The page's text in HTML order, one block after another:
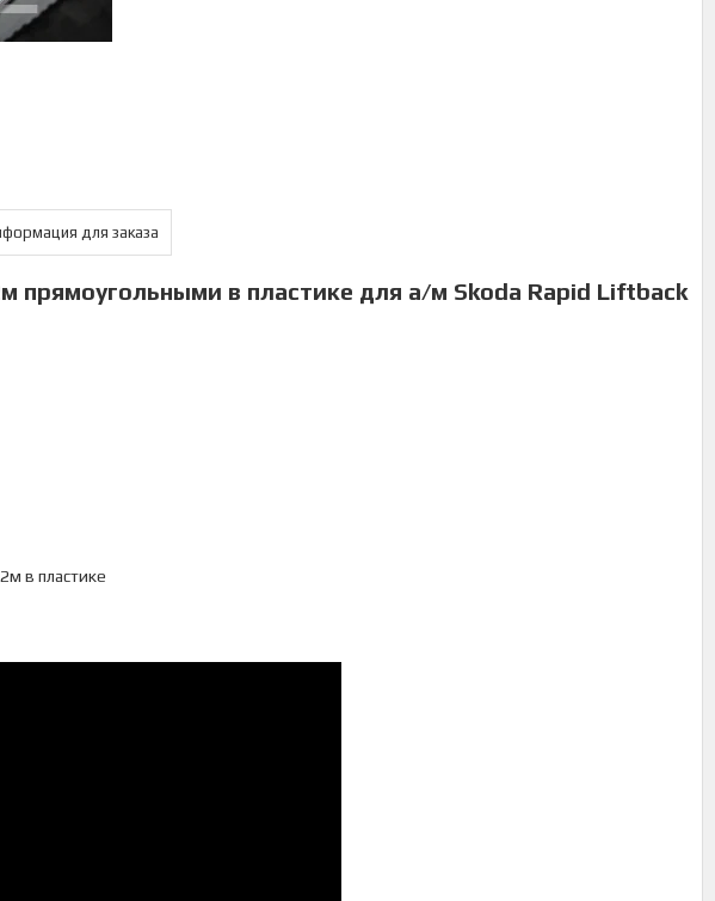
для заказа
прямоугольными в пластике для а/м Skoda Rapid Liftback
в пластике